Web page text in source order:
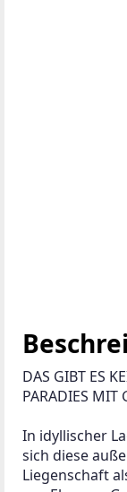
DAS GIBT ES
PARADIES MIT
In idyllischer
sich diese
Liegenschaft